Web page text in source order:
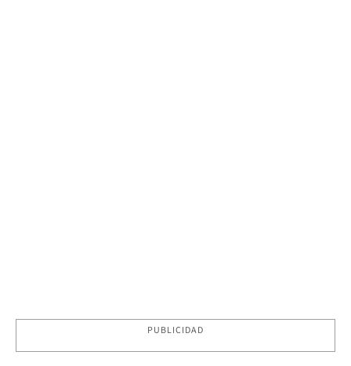
PUBLICIDAD